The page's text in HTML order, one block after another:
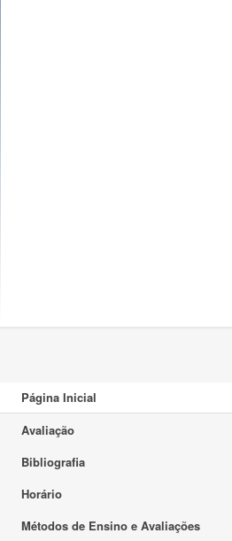
Página Inicial
Avaliação
Bibliografia
Horário
Métodos de Ensino e Avaliações